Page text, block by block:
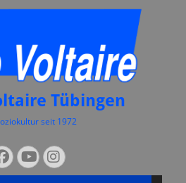
Tübingen
seit 1972
nach:
YouTube
Instagram